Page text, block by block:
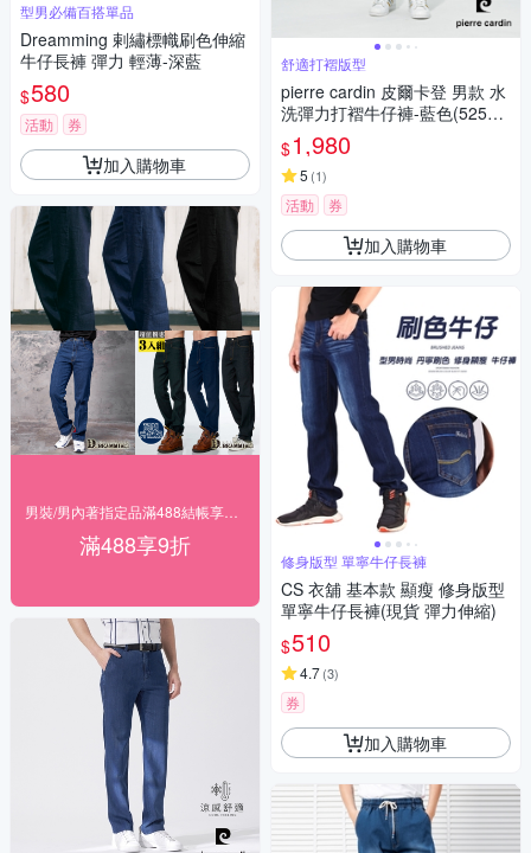
型男必備百搭單品
Dreamming 剌繡標幟刷色伸縮
牛仔長褲 彈力 輕薄-深藍
$580
活動 券
加入購物車
滿488享9折
舒適打褶版型
pierre cardin 皮爾卡登 男款 水
洗彈力打褶牛仔褲-藍色(52578
76-39)
$1,980
5 (1)
活動 券
加入購物車
修身版型 單寧牛仔長褲
CS 衣舖 基本款 顯瘦 修身版型
單寧牛仔長褲(現貨 彈力伸縮)
$510
4.7(3)
券
加入購物車